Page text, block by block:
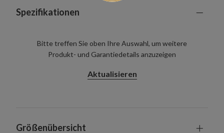
Spezifikationen
Bitte treffen Sie oben Ihre Auswahl, um weitere
Produkt- und Garantiedetails anzuzeigen
Aktualisieren
Größenübersicht